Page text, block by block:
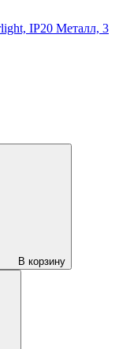
IP20 Металл, 3
В корзину